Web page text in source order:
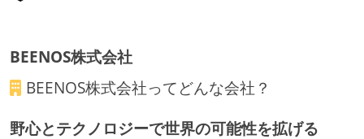
労働環境の自由度
フレックスタイム制または裁量労働制を採用している
BEENOS株式会社
BEENOS株式会社ってどんな会社？
野心とテクノロジーで世界の可能性を拡げる